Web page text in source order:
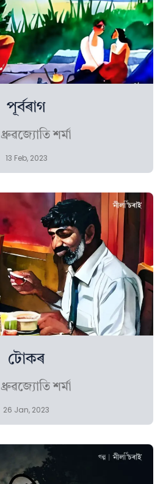
পূৰ্বৰাগ
ধ্ৰুৱজ্যোতি শৰ্মা
13 Feb, 2023
টোকৰ
ধ্ৰুৱজ্যোতি শৰ্মা
26 Jan, 2023